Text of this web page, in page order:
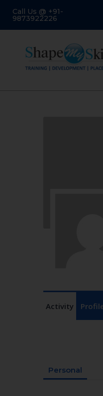
Call Us @ +91-
9873922226
Activity
Personal